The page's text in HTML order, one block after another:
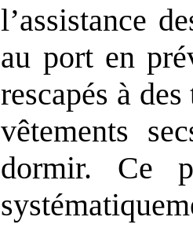
l’assistance
au port en
rescapés à
vêtements
dormir. Ce